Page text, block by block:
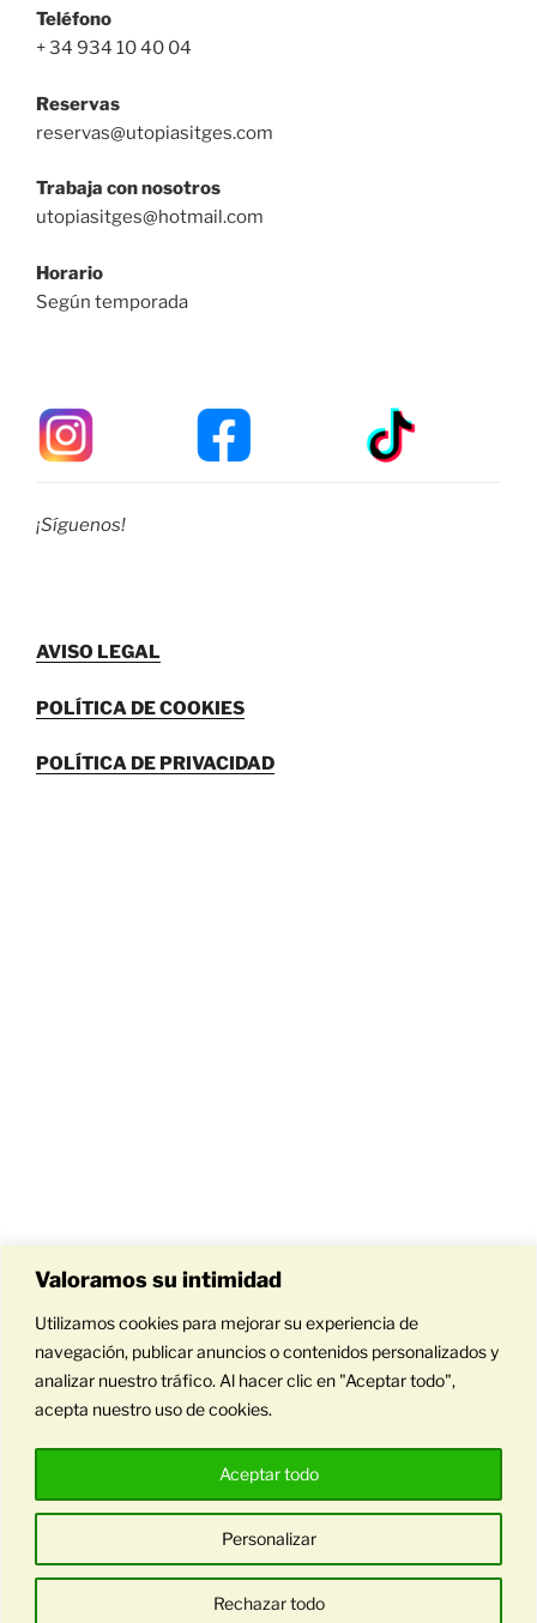
Valoramos su intimidad
Utilizamos cookies para mejorar su experiencia de
navegación, publicar anuncios o contenidos personalizados y
analizar nuestro tráfico. Al hacer clic en "Aceptar todo",
acepta nuestro uso de cookies.
Personalizar
Rechazar todo
Aceptar todo
Teléfono
+ 34 934 10 40 04
Reservas
reservas@utopiasitges.com
Trabaja con nosotros
utopiasitges@hotmail.com
Horario
Según temporada
¡Síguenos!
AVISO LEGAL
POLÍTICA DE COOKIES
POLÍTICA DE PRIVACIDAD
Funciona gracias a WordPress